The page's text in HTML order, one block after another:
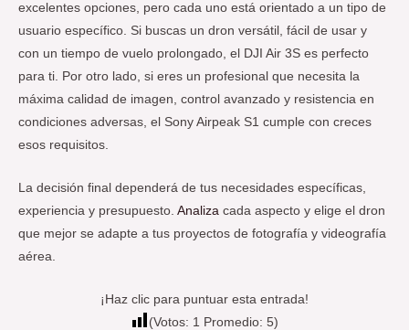
excelentes opciones, pero cada uno está orientado a un tipo de
usuario específico. Si buscas un dron versátil, fácil de usar y
con un tiempo de vuelo prolongado, el DJI Air 3S es perfecto
para ti. Por otro lado, si eres un profesional que necesita la
máxima calidad de imagen, control avanzado y resistencia en
condiciones adversas, el Sony Airpeak S1 cumple con creces
esos requisitos.
La decisión final dependerá de tus necesidades específicas,
experiencia y presupuesto. Analiza cada aspecto y elige el dron
que mejor se adapte a tus proyectos de fotografía y videografía
aérea.
¡Haz clic para puntuar esta entrada!
(Votos: 1 Promedio: 5)